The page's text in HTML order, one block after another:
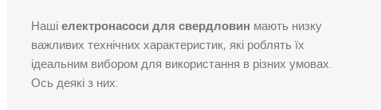
Нашіелектронасоси для свердловин мають низку
важливих технічних характеристик, які роблять їх
ідеальним вибором для використання в різних умовах.
Ось деякі з них: